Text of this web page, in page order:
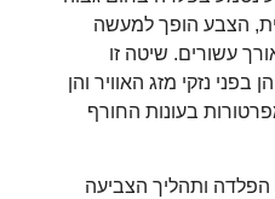
הצבע הופך למעשה
שיטה זו
מזג האוויר והן
בעונות החורף
ותהליך הצביעה